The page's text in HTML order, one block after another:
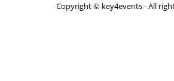
Copyright © key4events - All